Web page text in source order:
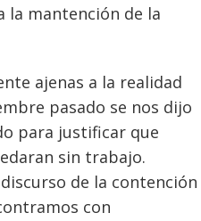
mantención de la
ajenas a la realidad
pasado se nos dijo
para justificar que
sin trabajo.
de la contención
con